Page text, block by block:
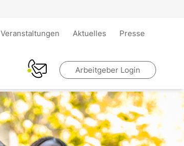
Veranstaltungen Aktuelles Presse
Arbeitgeber Login